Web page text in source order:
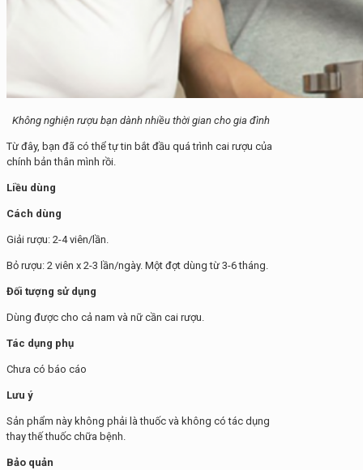
Không nghiện rượu bạn dành nhiều thời gian cho gia đình
Từ đây, bạn đã có thể tự tin bắt đầu quá trình cai rượu của
chính bản thân mình rồi.
Liều dùng
Cách dùng
Giải rượu: 2-4 viên/lần.
Bỏ rượu: 2 viên x 2-3 lần/ngày. Một đợt dùng từ 3-6 tháng.
Đối tượng sử dụng
Dùng được cho cả nam và nữ cần cai rượu.
Tác dụng phụ
Chưa có báo cáo
Lưu ý
Sản phẩm này không phải là thuốc và không có tác dụng
thay thế thuốc chữa bệnh.
Bảo quản